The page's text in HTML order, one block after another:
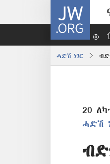
JW.ORG
ሓድሽ ነገር
20
ሓድሽ